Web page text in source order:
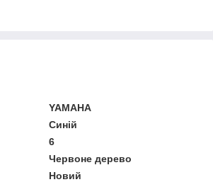
YAMAHA
Синій
6
Червоне дерево
Новий